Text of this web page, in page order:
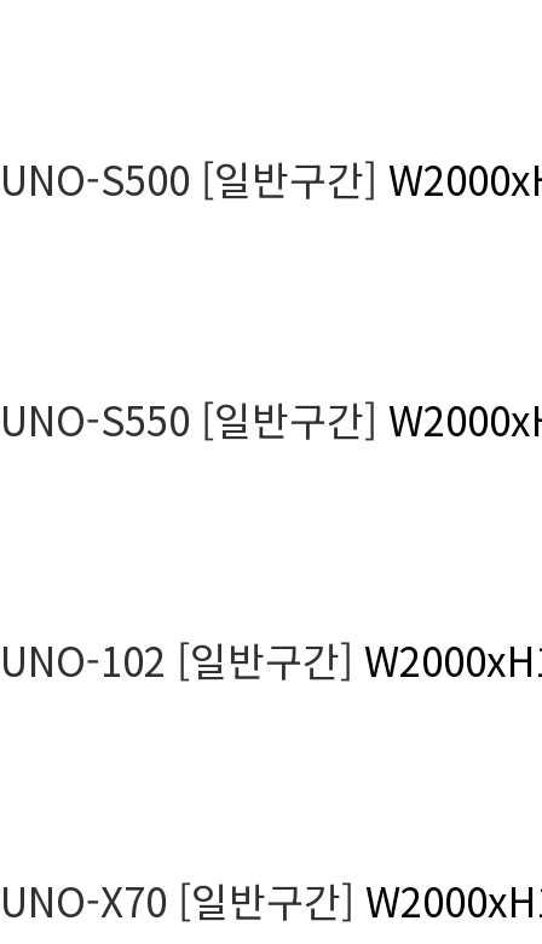
UNO-S500 [일반구간]
UNO-S550 [일반구간]
UNO-102 [일반구간]
UNO-X70 [일반구간]